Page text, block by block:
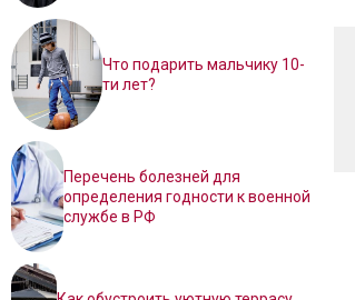
Что подарить мальчику 10-
ти лет?
Перечень болезней для
определения годности к военной
службе в РФ